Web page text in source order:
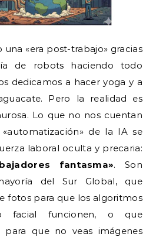
«era post-trabajo» gracias
de robots haciendo todo
dedicamos a hacer yoga y a
Pero la realidad es
Lo que no nos cuentan
de la IA se
laboral oculta y precaria:
fantasma». Son
del Sur Global, que
fotos para que los algoritmos
facial funcionen, o que
para que no veas imágenes